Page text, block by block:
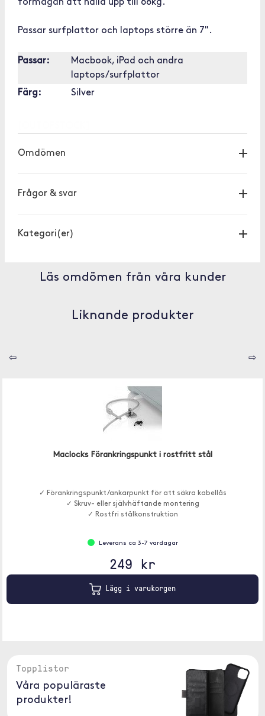
förmågan att hålla upp till 68kg.
Passar surfplattor och laptops större än 7".
Passar:
Macbook, iPad och andra
laptops/surfplattor
Färg:
Silver
Omdömen
Frågor & svar
Kategori(er)
Läs omdömen från våra kunder
Liknande produkter
⇦ ⇨
Maclocks Förankringspunkt i rostfritt stål
✓ Förankringspunkt/ankarpunkt för att säkra kabellås
✓ Skruv- eller självhäftande montering
✓ Rostfri stålkonstruktion
Leverans ca 3-7 vardagar
249 kr
Lägg i varukorgen
Topplistor
Våra populäraste
produkter!